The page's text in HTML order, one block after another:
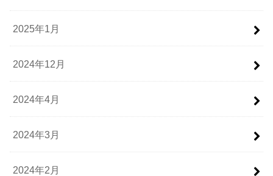
2025年1月
2024年12月
2024年4月
2024年3月
2024年2月